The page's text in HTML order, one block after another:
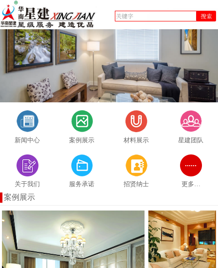
新闻中心 案例展示 材料展示 星建团队
关于我们 服务承诺 招贤纳士 更多…
案例展示